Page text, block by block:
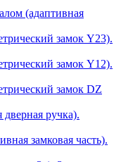
(адаптивная
замок Y23).
замок Y12).
замок DZ
ручка).
замковая часть).